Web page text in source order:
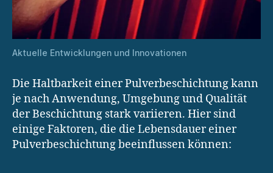
Aktuelle Entwicklungen und Innovationen
Die Haltbarkeit einer Pulverbeschichtung kann
je nach Anwendung, Umgebung und Qualität
der Beschichtung stark variieren. Hier sind
einige Faktoren, die die Lebensdauer einer
Pulverbeschichtung beeinflussen können: